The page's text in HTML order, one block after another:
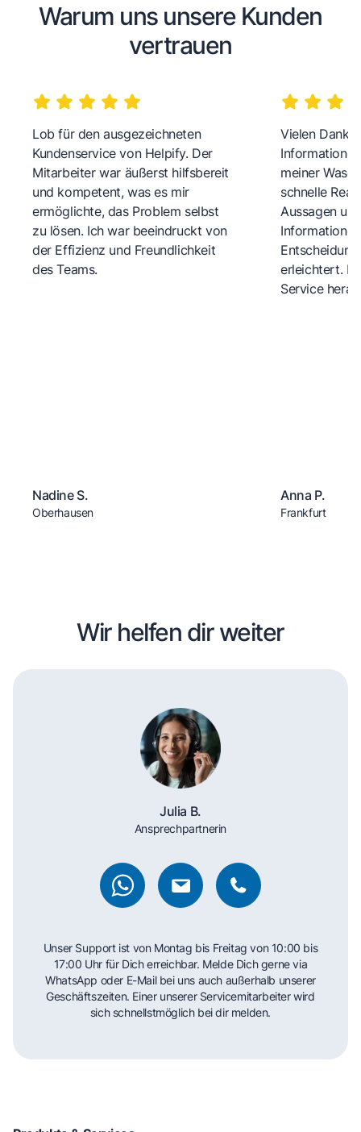
Warum uns unsere Kunden
vertrauen
Lob für den ausgezeichneten
Kundenservice von Helpify. Der
Mitarbeiter war äußerst hilfsbereit
und kompetent, was es mir
ermöglichte, das Problem selbst
zu lösen. Ich war beeindruckt von
der Effizienz und Freundlichkeit
des Teams.
Nadine S.
Oberhausen
Vielen Dank
meiner
schnelle
Aussagen
erleichtert.
Service
Anna P.
Frankfurt
Wir helfen dir weiter
Julia B.
Ansprechpartnerin
Unser Support ist von Montag bis Freitag von 10:00 bis
17:00 Uhr für Dich erreichbar. Melde Dich gerne via
WhatsApp oder E-Mail bei uns auch außerhalb unserer
Geschäftszeiten. Einer unserer Servicemitarbeiter wird
sich schnellstmöglich bei dir melden.